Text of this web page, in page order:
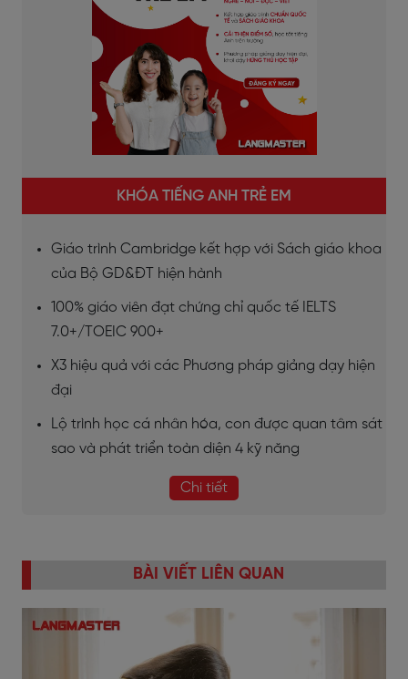
KHÓA TIẾNG ANH TRẺ EM
Giáo trình Cambridge kết hợp với Sách giáo khoa
của Bộ GD&ĐT hiện hành
100% giáo viên đạt chứng chỉ quốc tế IELTS
7.0+/TOEIC 900+
X3 hiệu quả với các Phương pháp giảng dạy hiện
đại
Lộ trình học cá nhân hóa, con được quan tâm sát
sao và phát triển toàn diện 4 kỹ năng
Chi tiết
BÀI VIẾT LIÊN QUAN